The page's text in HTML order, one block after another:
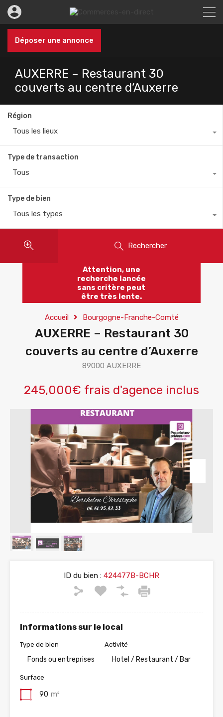
Déposer une annonce
AUXERRE – Restaurant 30
couverts au centre d’Auxerre
Région
Tous les lieux
Type de transaction
Tous
Type de bien
Tous les types
Rechercher
Attention, une
recherche lancée
sans critère peut
être très lente.
Accueil Bourgogne-Franche-Comté
AUXERRE – Restaurant 30
couverts au centre d’Auxerre
89000 AUXERRE
245,000€ frais d'agence inclus
ID du bien : 424477B-BCHR
Informations sur le local
Type de bien
Fonds ou entreprises
Activité
Hotel / Restaurant / Bar
Surface
90 m²